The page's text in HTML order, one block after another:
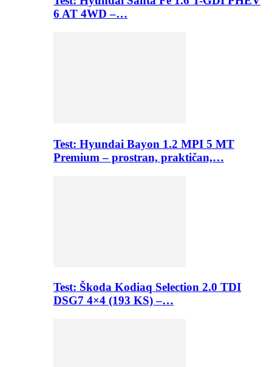
6 AT 4WD –…
Test: Hyundai Bayon 1.2 MPI 5 MT
Premium – prostran, praktičan,…
Test: Škoda Kodiaq Selection 2.0 TDI
DSG7 4×4 (193 KS) –…